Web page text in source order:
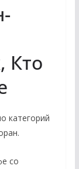
Кто
категорий
со